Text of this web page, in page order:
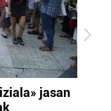
jasan